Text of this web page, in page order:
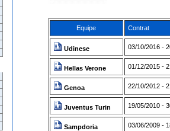
Equipe Contrat
Udinese 03/10/2016 -
Hellas Verone 01/12/2015 -
Genoa 22/10/2012 -
Juventus Turin 19/05/2010 -
Sampdoria 03/06/2009 -